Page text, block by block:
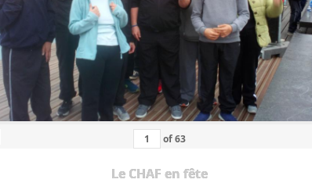
of63
Le CHAF en fête